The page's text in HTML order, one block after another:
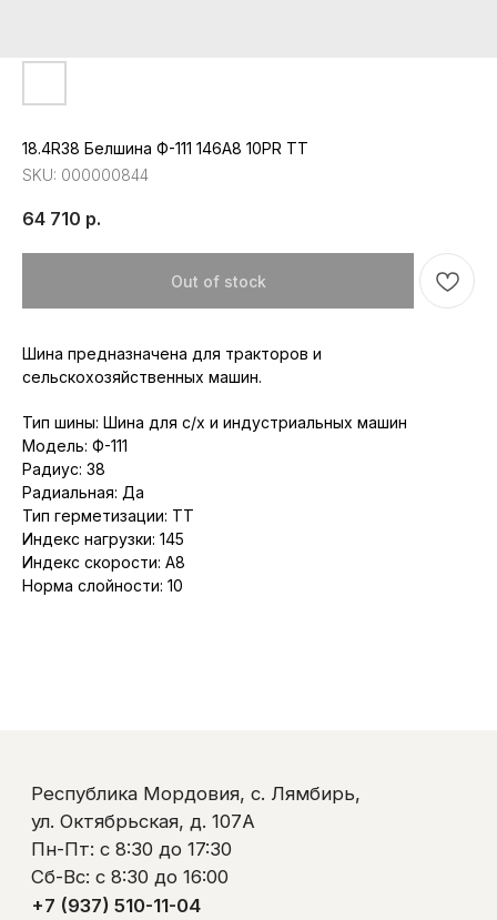
18.4R38 Белшина Ф-111 146A8 10PR TT
SKU: 000000844
64 710 р.
Out of stock
Шина предназначена для тракторов и
сельскохозяйственных машин.
Тип шины: Шина для с/х и индустриальных машин
Модель: Ф-111
Радиус: 38
Радиальная: Да
Тип герметизации: TT
Индекс нагрузки: 145
Индекс скорости: A8
Норма слойности: 10
Контакты
Полезно знать
Оплата и доставка
Обмен и возврат
ул. Октябрьская, д. 107А
Пн-Пт: с 8:30 до 17:30
Сб-Вс: с 8:30 до 16:00
+7 (937) 510-11-04
+7 (927) 979-00-19